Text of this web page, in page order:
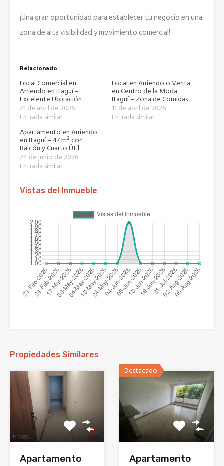
¡Una gran oportunidad para establecer tu negocio en una
zona de alta visibilidad y movimiento comercial!
Relacionado
Local Comercial en
Arriendo en Itagüí –
Excelente Ubicación
21 de abril de 2026
Entrada similar
Local en Arriendo o Venta
en Centro de la Moda
Itagüí – Zona de Comidas
11 de abril de 2026
Entrada similar
Apartamento en Arriendo
en Itagüí – 47 m² con
Balcón y Cuarto Útil
24 de junio de 2026
Entrada similar
Vistas del Inmueble
Propiedades Similares
Apartamento
Destacado
Apartamento